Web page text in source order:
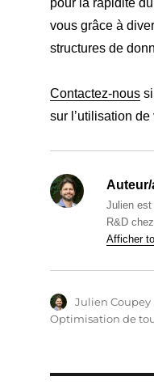
pour la rapidité
vous grâce à
structures de
Contactez-noussi
sur l’utilisation
Auteur/
Julien est
R&D
Afficher
Auteur
Julien Coupey
Optimisation de